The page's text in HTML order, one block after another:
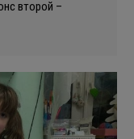
второй –